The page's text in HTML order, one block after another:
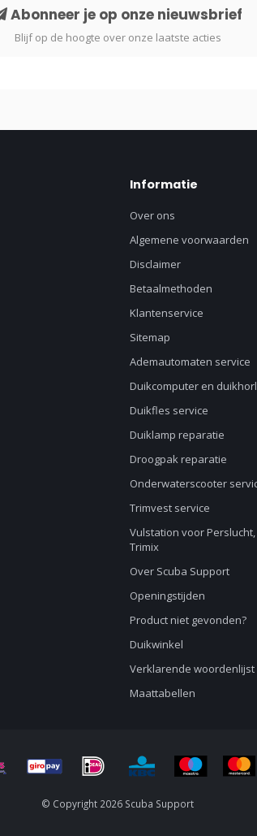
Abonneer je op onze nieuwsbrief
Blijf op de hoogte over onze laatste acties
Informatie
Over ons
Algemene voorwaarden
Disclaimer
Betaalmethoden
Klantenservice
Sitemap
Ademautomaten service
Duikcomputer en
Duikfles service
Duiklamp reparatie
Droogpak reparatie
Onderwaterscooter
Trimvest service
Vulstation voor
Trimix
Over Scuba Support
Openingstijden
Product niet gevonden?
Duikwinkel
Verklarende woordenlijst
Maattabellen
© Copyright 2026 Scuba Support